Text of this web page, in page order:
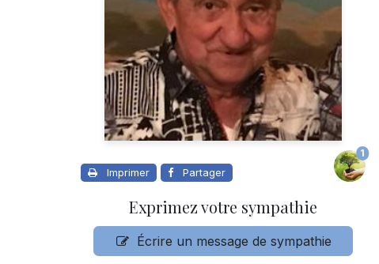
Imprimer Partager
1
Exprimez votre sympathie
Écrire un message de sympathie